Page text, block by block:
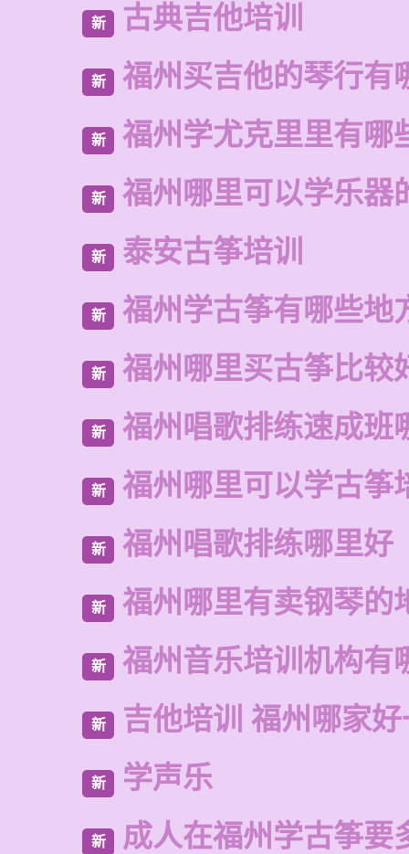
新 古典吉他培训
新 福州买吉他的琴行有
新 福州学尤克里里有哪
新 福州哪里可以学乐器
新 泰安古筝培训
新 福州学古筝有哪些地
新 福州哪里买古筝比较
新 福州唱歌排练速成班
新 福州哪里可以学古筝
新 福州唱歌排练哪里好
新 福州哪里有卖钢琴的
新 福州音乐培训机构有
新 吉他培训 福州哪家
新 学声乐
新 成人在福州学古筝要